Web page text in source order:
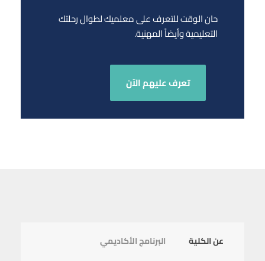
حان الوقت للتعرف على معلميك لطوال رحلتك
التعليمية وأيضاً المهنية.
تعرف عليهم الآن
عن الكلية البرنامج الأكاديمي